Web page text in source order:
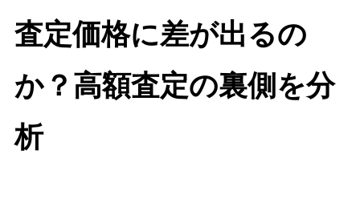
査定価格に差が出るの
か？高額査定の裏側を分
析